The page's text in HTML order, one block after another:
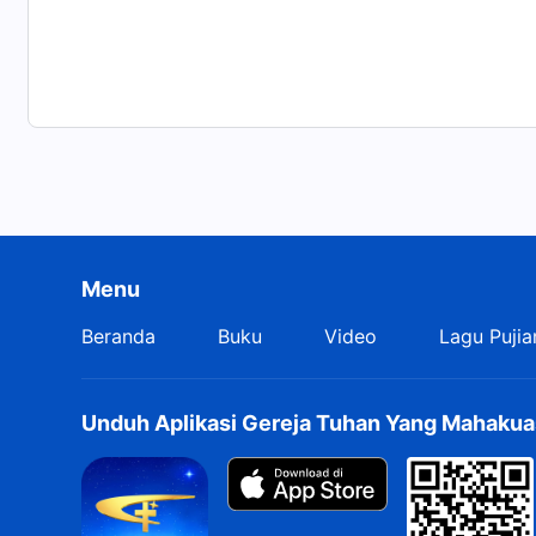
Menu
Beranda Buku Video Lagu
Unduh Aplikasi Gereja Tuhan Yang